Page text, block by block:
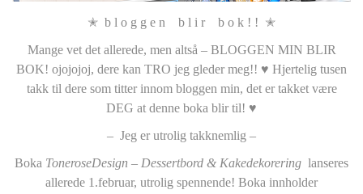
✭ b l o g g e n b l i r b o k ! ! ✭
Mange vet det allerede, men altså – BLOGGEN MIN BLIR
BOK! ojojojoj, dere kan TRO jeg gleder meg!! ♥ Hjertelig tusen
takk til dere som titter innom bloggen min, det er takket være
DEG at denne boka blir til! ♥
– Jeg er utrolig takknemlig –
Boka ToneroseDesign – Dessertbord & Kakedekorering lanseres
allerede 1.februar, utrolig spennende! Boka innholder